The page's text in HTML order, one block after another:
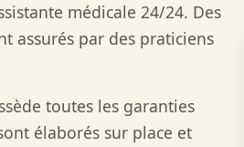
médicale 24/24. Des
assurés par des praticiens
toutes les garanties
élaborés sur place et